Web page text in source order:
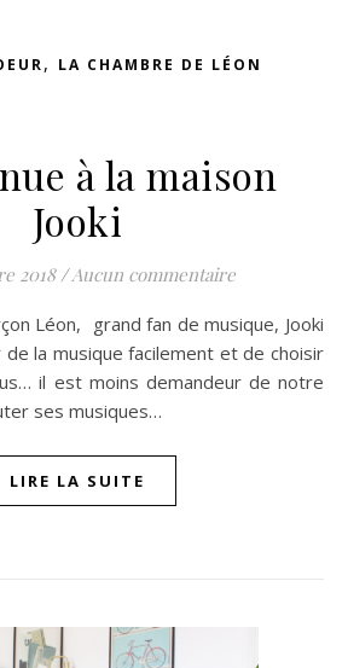
, LA CHAMBRE DE LÉON
à la maison
Jooki
2018 /Aucun commentaire
de la musique facilement et de choisir
il est moins demandeur de notre
ses musiques…
LIRE LA SUITE